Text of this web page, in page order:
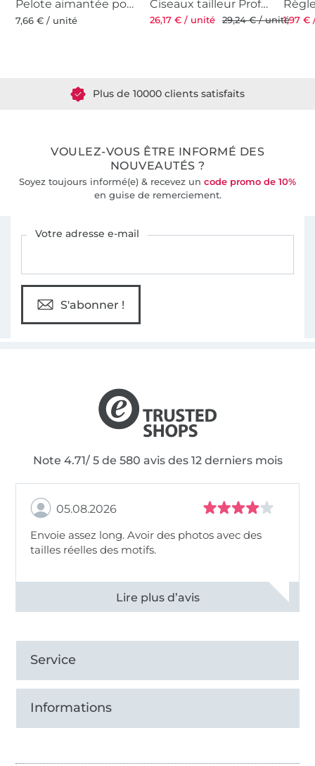
Pelote aimantée pour épingles
7,66 € / unité
Ciseaux tailleur Professional 8'' 21 cm
26,17 € / unité 29,24 € / unité1,97 €
Plus de 10000 clients satisfaits
VOULEZ-VOUS ÊTRE INFORMÉ DES
NOUVEAUTÉS ?
Soyez toujours informé(e) & recevez un code promo de 10%
en guise de remerciement.
Votre adresse e-mail
S'abonner !
Note 4.71/ 5 de 580 avis des 12 derniers mois
05.08.2026
Envoie assez long. Avoir des photos avec des
tailles réelles des motifs.
Voir tous les 11495 commentaires
Service
Informations